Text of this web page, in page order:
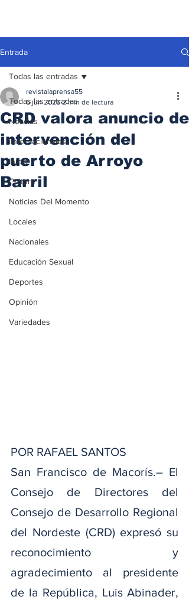
Entrada
Todas las entradas
Noticias
iInternacionales
Inicio
Cultura
Noticias Del Momento
Locales
Nacionales
Educación Sexual
Deportes
Opinión
Variedades
Todas las entradas
CRD valora anuncio de
intervención del
puerto de Arroyo
Barril
revistalaprensa55
6 jun 2025 2 min de lectura
POR RAFAEL SANTOS
San Francisco de Macorís.– El
Consejo de Directores del
Consejo de Desarrollo Regional
del Nordeste (CRD) expresó su
reconocimiento y
agradecimiento al presidente
de la República, Luis Abinader,